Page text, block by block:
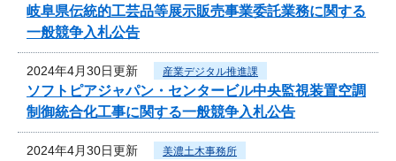
岐阜県伝統的工芸品等展示販売事業委託業務に関する
一般競争入札公告
2024年4月30日更新 産業デジタル推進課
ソフトピアジャパン・センタービル中央監視装置空調
制御統合化工事に関する一般競争入札公告
2024年4月30日更新 美濃土木事務所